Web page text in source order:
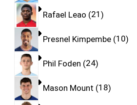
Rafael Leao 21
Presnel Kimpembe 10
Phil Foden 24
Mason Mount 18